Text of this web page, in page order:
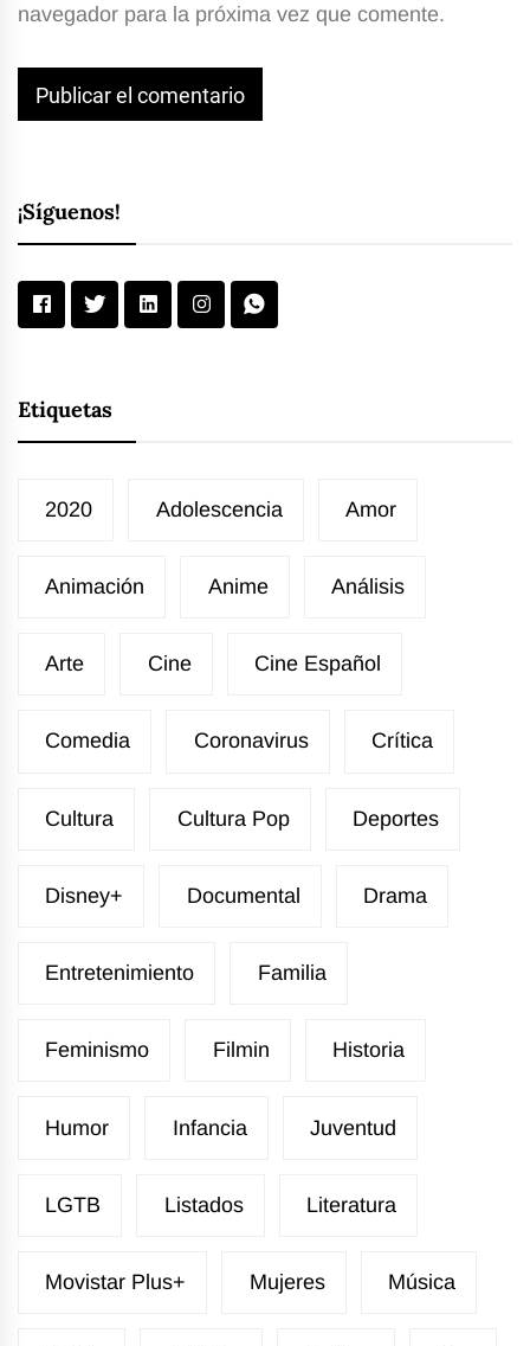
navegador para la próxima vez que comente.
¡Síguenos!
Etiquetas
2020 Adolescencia Amor
Animación Anime Análisis
Arte Cine Cine Español
Comedia Coronavirus Crítica
Cultura Cultura Pop Deportes
Disney+ Documental Drama
Entretenimiento Familia
Feminismo Filmin Historia
Humor Infancia Juventud
LGTB Listados Literatura
Movistar Plus+ Mujeres Música